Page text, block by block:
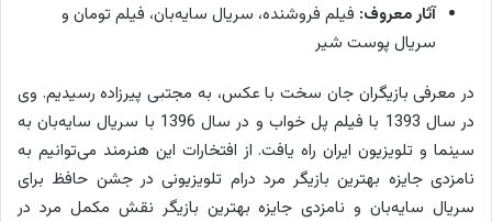
آثار معروف: فیلم فروشنده، سریال سایه‌بان، فیلم تومان و
سریال پوست شیر
در معرفی بازیگران جان سخت با عکس، به مجتبی پیرزاده رسیدیم. وی
در سال 1393 با فیلم پل خواب و در سال 1396 با سریال سایه‌بان به
سینما و تلویزیون ایران راه یافت. از افتخارات این هنرمند می‌توانیم به
نامزدی جایزه بهترین بازیگر مرد درام تلویزیونی در جشن حافظ برای
سریال سایه‌بان و نامزدی جایزه بهترین بازیگر نقش مکمل مرد در